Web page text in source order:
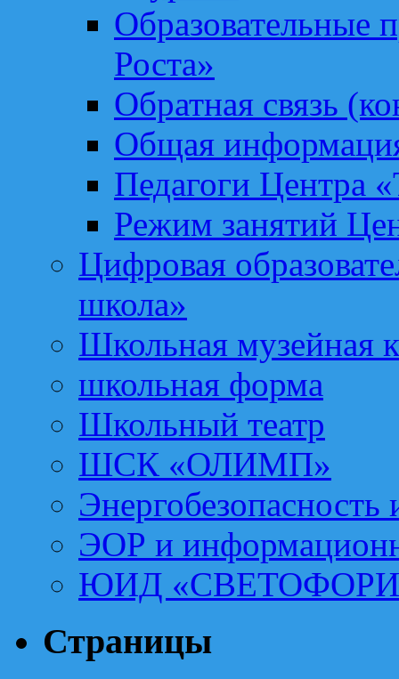
Образовательные
Роста»
Обратная связь
Общая
Педагоги Центра
Режим занятий
Цифровая
школа»
Школьная музейная
школьная форма
Школьный театр
ШСК «ОЛИМП»
Энергобезопасность
ЭОР и
ЮИД
Страницы